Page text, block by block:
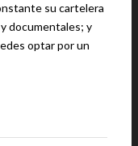
su cartelera
documentales; y
optar por un